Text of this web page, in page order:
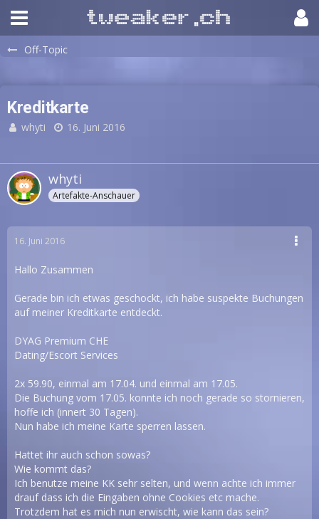
Off-Topic
Kreditkarte
whyti 16. Juni 2016
whyti
Artefakte-Anschauer
16. Juni 2016
Hallo Zusammen
Gerade bin ich etwas geschockt, ich habe suspekte Buchungen
auf meiner Kreditkarte entdeckt.
DYAG Premium CHE
Dating/Escort Services
2x 59.90, einmal am 17.04. und einmal am 17.05.
Die Buchung vom 17.05. konnte ich noch gerade so stornieren,
hoffe ich (innert 30 Tagen).
Nun habe ich meine Karte sperren lassen.
Hattet ihr auch schon sowas?
Wie kommt das?
Ich benutze meine KK sehr selten, und wenn achte ich immer
drauf dass ich die Eingaben ohne Cookies etc mache.
Trotzdem hat es mich nun erwischt, wie kann das sein?